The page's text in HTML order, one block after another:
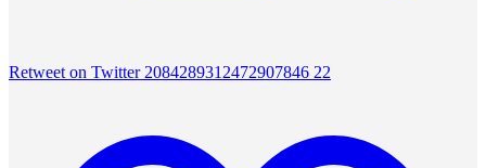
Retweet on Twitter 2084289312472907846 22